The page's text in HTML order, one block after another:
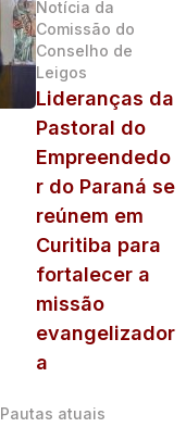
Notícia da
Comissão do
Conselho de
Leigos
Lideranças da
Pastoral do
Empreendedo
r do Paraná se
reúnem em
Curitiba para
fortalecer a
missão
evangelizador
a
Pautas atuais